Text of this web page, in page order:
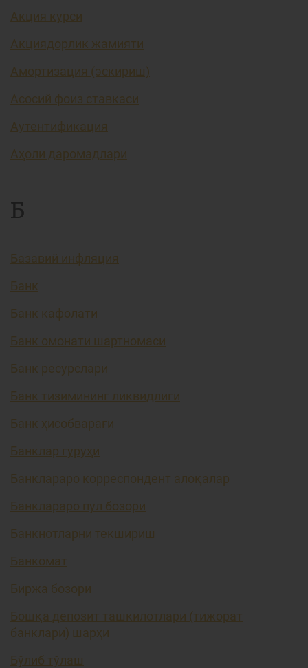
Акция курси
Акциядорлик жамияти
Амортизация (эскириш)
Асосий фоиз ставкаси
Аутентификация
Аҳоли даромадлари
Б
Базавий инфляция
Банк
Банк кафолати
Банк омонати шартномаси
Банк ресурслари
Банк тизимининг ликвидлиги
Банк ҳисобварағи
Банклар гуруҳи
Банклараро корреспондент алоқалар
Банклараро пул бозори
Банкнотларни текшириш
Банкомат
Биржа бозори
Бошқа депозит ташкилотлари (тижорат
банклари) шарҳи
Бўлиб тўлаш